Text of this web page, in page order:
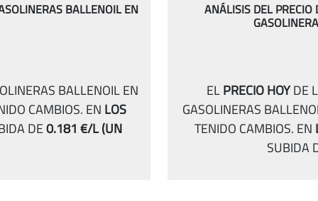
BALLENOIL EN
BALLENOIL EN
CAMBIOS. EN LOS
DE0.181 €/L(UN
ANÁLISIS DEL
ELPRECIO HOYDE
GASOLINERAS
TENIDO CAMBIOS. EN
SUBIDA